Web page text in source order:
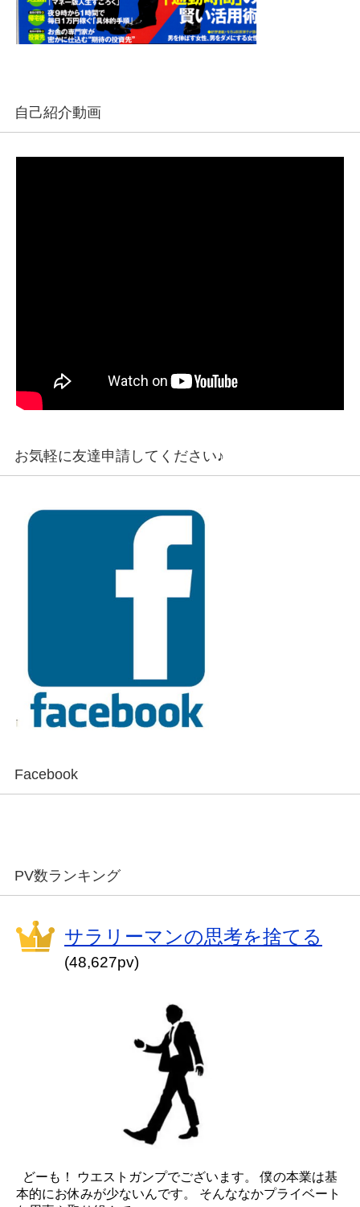
自己紹介動画
お気軽に友達申請してください♪
Facebook
PV数ランキング
サラリーマンの思考を捨てる
(48,627pv)
どーも！ ウエストガンプでございます。 僕の本業は基
本的にお休みが少ないんです。 そんななかプライベート